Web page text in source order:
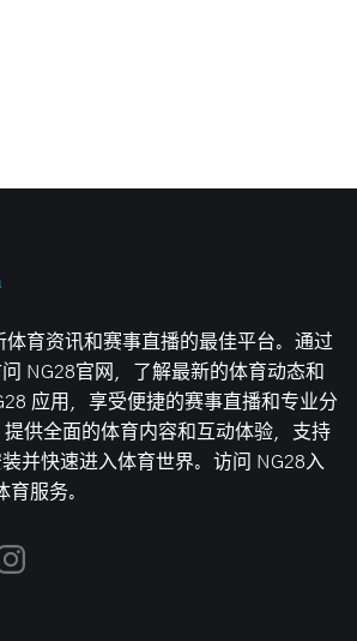
体育资讯和赛事直播的最佳平台。通过
NG28官网，了解最新的体育动态和
应用，享受便捷的赛事直播和专业分
提供全面的体育内容和互动体验，支持
并快速进入体育世界。访问 NG28入
育服务。